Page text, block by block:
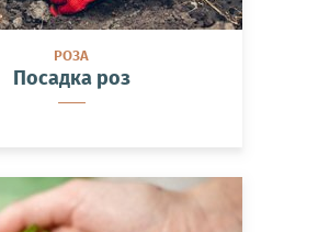
РОЗА
Посадка роз